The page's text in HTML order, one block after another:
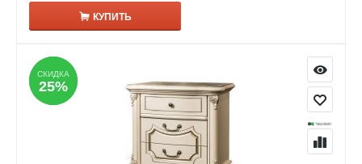
КУПИТЬ
СКИДКА
25%
СКИДКА
25%